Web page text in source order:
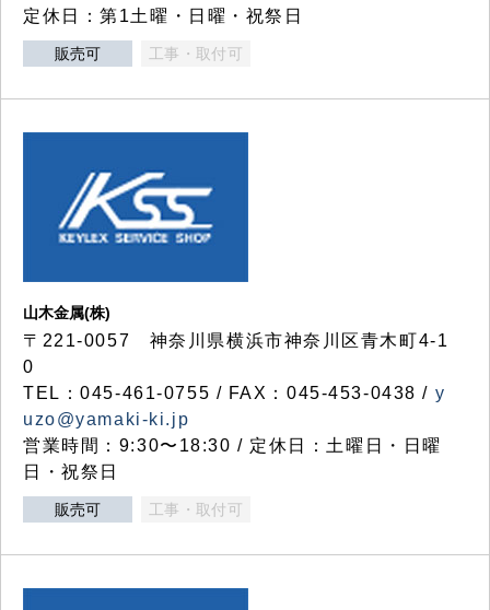
定休日：第1土曜・日曜・祝祭日
販売可 工事・取付可
山木金属(株)
〒221-0057 神奈川県横浜市神奈川区青木町4-1
0
TEL：045-461-0755 / FAX：045-453-0438 / y
uzo@yamaki-ki.jp
営業時間：9:30〜18:30 / 定休日：土曜日・日曜
日・祝祭日
販売可 工事・取付可